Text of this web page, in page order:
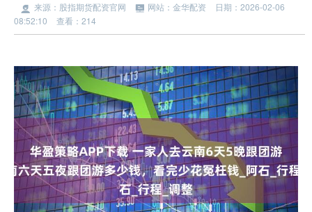
来源：股指期货配资官网 网站：金华配资
日期：2026-02-06
08:52:10
查看：214